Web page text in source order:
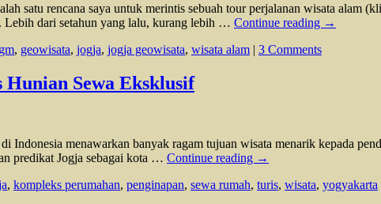
satu rencana saya untuk merintis sebuah tour perjalanan wisata
Lebih dari setahun yang lalu, kurang lebih … Continue reading →
, geowisata, jogja, jogja geowisata, wisata alam | 3 Comments
Sewa Eksklusif
Indonesia menawarkan banyak ragam tujuan wisata menarik kepada
predikat Jogja sebagai kota … Continue reading →
, kompleks perumahan, penginapan, sewa rumah, turis, wisata, yogyakarta